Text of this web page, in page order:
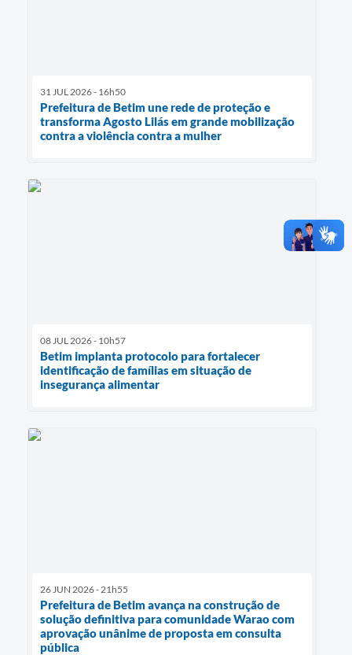
31 JUL 2026 - 16h50
Prefeitura de Betim une rede de proteção e
transforma Agosto Lilás em grande mobilização
contra a violência contra a mulher
08 JUL 2026 - 10h57
Betim implanta protocolo para fortalecer
identificação de famílias em situação de
insegurança alimentar
26 JUN 2026 - 21h55
Prefeitura de Betim avança na construção de
solução definitiva para comunidade Warao com
aprovação unânime de proposta em consulta
pública